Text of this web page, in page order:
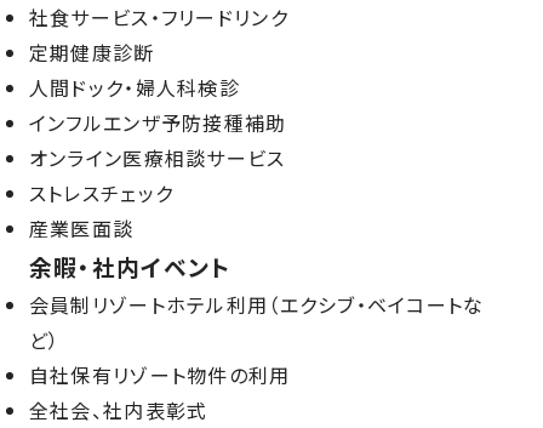
社食サービス・フリードリンク
定期健康診断
人間ドック・婦人科検診
インフルエンザ予防接種補助
オンライン医療相談サービス
ストレスチェック
産業医面談
余暇・社内イベント
会員制リゾートホテル利用（エクシブ・ベイコートな
ど）
自社保有リゾート物件の利用
全社会、社内表彰式